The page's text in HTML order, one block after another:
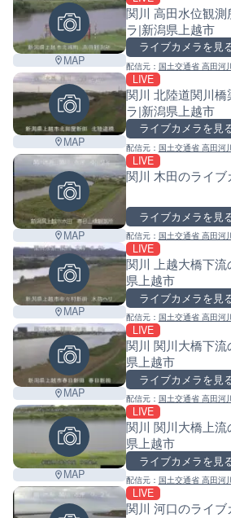
MAP
関川 高田水位観測
ラ|新潟県上越市
ライブカメラを見
配信元： 国土交通省 高田河
MAP
LIVE
関川 北陸道関川橋
ラ|新潟県上越市
ライブカメラを見
配信元： 国土交通省 高田河
MAP
LIVE
関川 木田のライ
ライブカメラを見
配信元： 国土交通省 高田河
MAP
LIVE
関川 上越大橋下
県上越市
ライブカメラを見
配信元： 国土交通省 高田河
MAP
LIVE
関川 関川大橋下
県上越市
ライブカメラを見
配信元： 国土交通省 高田河
MAP
LIVE
関川 関川大橋上
県上越市
ライブカメラを見
配信元： 国土交通省 高田河
LIVE
関川 河口のライ